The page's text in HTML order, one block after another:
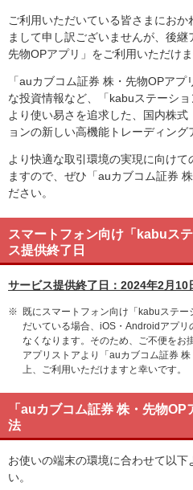
ご利用いただいている皆さまにお
まして申し訳ございませんが、後
先物OPアプリ」をご利用いただけま
「auカブコム証券 株・先物OPア
な投資情報など、「kabuステーシ
より使い易さを追求した、国内株
ョンの新しい高機能トレーディング
より快適な取引環境の実現に向け
ますので、ぜひ「auカブコム証券
ださい。
スマートフォン向け「kabuス
ス提供終了日
サービス提供終了日：2024年2月10
※ 既にスマートフォン向け「kabuステ
だいている場合、iOS・Androidアプリ
なくなります。そのため、ご不便をお
アプリストアより「auカブコム証券
上、ご利用いただけますと幸いです。
「auカブコム証券 株・先物
法
お使いの端末の環境に合わせて以下
い。